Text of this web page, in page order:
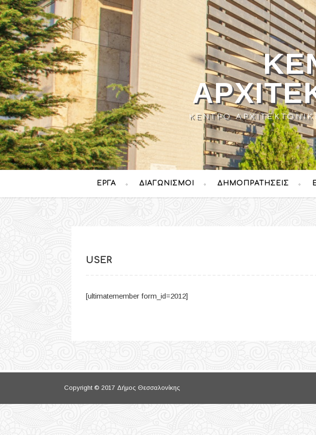
ΚΈΝΤΡΟ
ΈΡΓΑ ΔΙΑΓΩΝΙΣΜΟΊ ΔΗΜΟΠΡΑΤΉΣΕΙΣ
USER
[ultimatemember form_id=2012]
Copyright © 2017 Δήμος Θεσσαλονίκης